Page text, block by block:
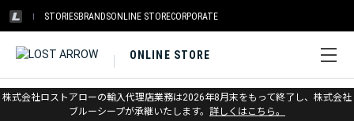
STORIESBRANDSONLINE STORECORPORATE
ONLINE STORE
株式会社ロストアローの輸入代理店業務は2026年8月末をもって終了し、株式会社
ブルーシープが承継いたします。 詳しくはこちら。
ホーム > ブラックダイヤモンド > クライミング
チョーク&チョークバッグ